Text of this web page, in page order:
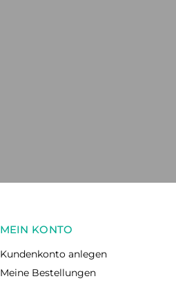
MEIN KONTO
Kundenkonto anlegen
Meine Bestellungen